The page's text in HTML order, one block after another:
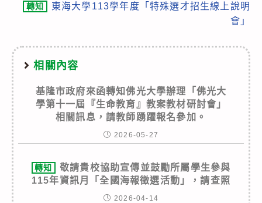
轉知
東海大學113學年度「特殊選才招生線上說明
會」
相關內容
基隆市政府來函轉知佛光大學辦理「佛光大
學第十一屆『生命教育』教案教材研討會」
相關訊息，請教師踴躍報名參加。
2026-05-27
轉知
敬請貴校協助宣傳並鼓勵所屬學生參與
115年資訊月「全國海報徵選活動」，請查照
2026-04-14